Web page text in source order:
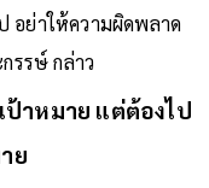
อย่าให้ความผิดพลาด
รรษ์ กล่าว
ป้าหมาย แต่ต้องไป
ย